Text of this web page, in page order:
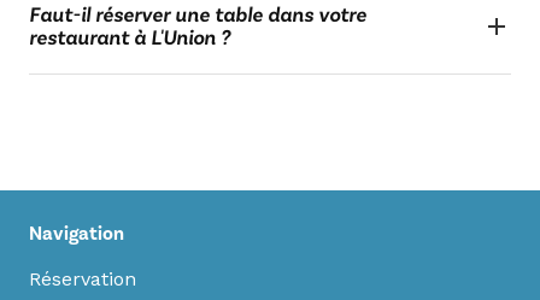
Faut-il réserver une table dans votre
restaurant à L'Union ?
Navigation
Réservation